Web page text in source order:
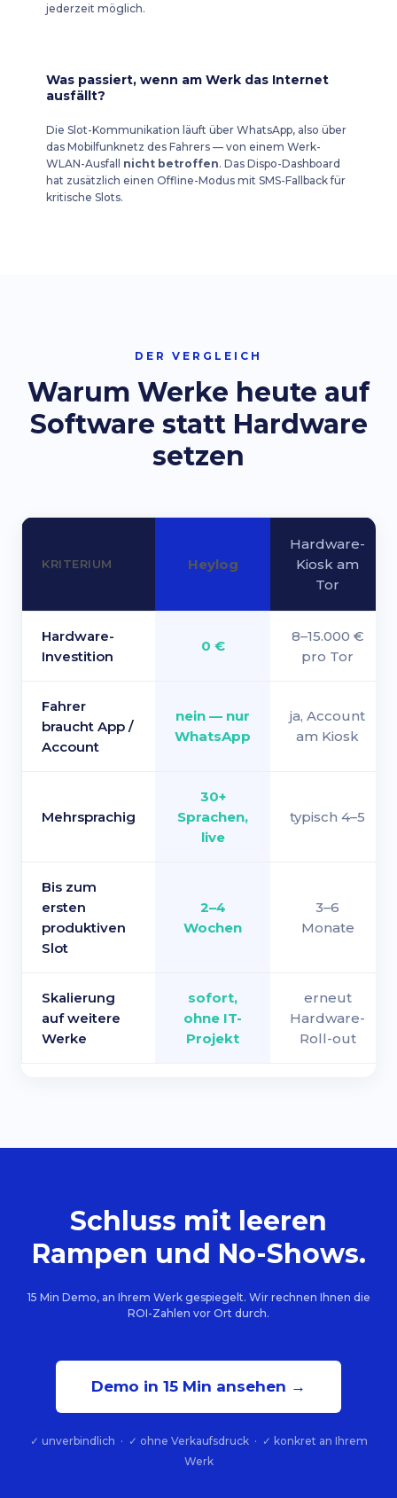
jederzeit möglich.
Was passiert, wenn am Werk das Internet
ausfällt?
Die Slot-Kommunikation läuft über WhatsApp, also über
das Mobilfunknetz des Fahrers — von einem Werk-
WLAN-Ausfall nicht betroffen. Das Dispo-Dashboard
hat zusätzlich einen Offline-Modus mit SMS-Fallback für
kritische Slots.
DER VERGLEICH
Warum Werke heute auf
Software statt Hardware
setzen
KRITERIUM Heylog
Hardware-
Kiosk am
Tor
Hardware-
Investition
0 €
8–15.000 €
pro Tor
Fahrer
braucht App /
Account
nein — nur
WhatsApp
ja, Account
am Kiosk
Mehrsprachig
30+
Sprachen,
live
typisch 4–5
Bis zum
ersten
produktiven
Slot
2–4
Wochen
3–6
Monate
Skalierung
auf weitere
Werke
sofort,
ohne IT-
Projekt
erneut
Hardware-
Roll-out
Schluss mit leeren
Rampen und No-Shows.
15 Min Demo, an Ihrem Werk gespiegelt. Wir rechnen Ihnen die
ROI-Zahlen vor Ort durch.
Demo in 15 Min ansehen →
✓ unverbindlich · ✓ ohne Verkaufsdruck · ✓ konkret an Ihrem
Werk